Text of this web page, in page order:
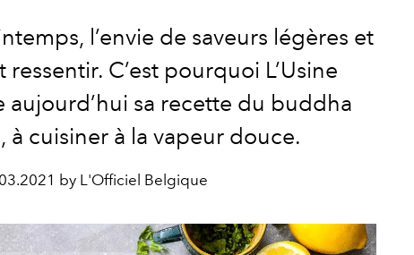
l’envie de saveurs légères et
ressentir. C’est pourquoi L’Usine
aujourd’hui sa recette du buddha
à cuisiner à la vapeur douce.
by L'Officiel Belgique